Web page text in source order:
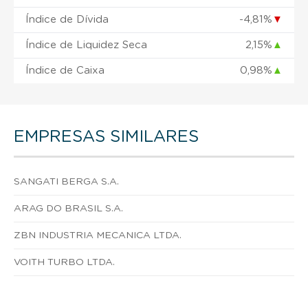
Índice de Dívida -4,81% ▼
Índice de Liquidez Seca 2,15% ▲
Índice de Caixa 0,98% ▲
EMPRESAS SIMILARES
SANGATI BERGA S.A.
ARAG DO BRASIL S.A.
ZBN INDUSTRIA MECANICA LTDA.
VOITH TURBO LTDA.